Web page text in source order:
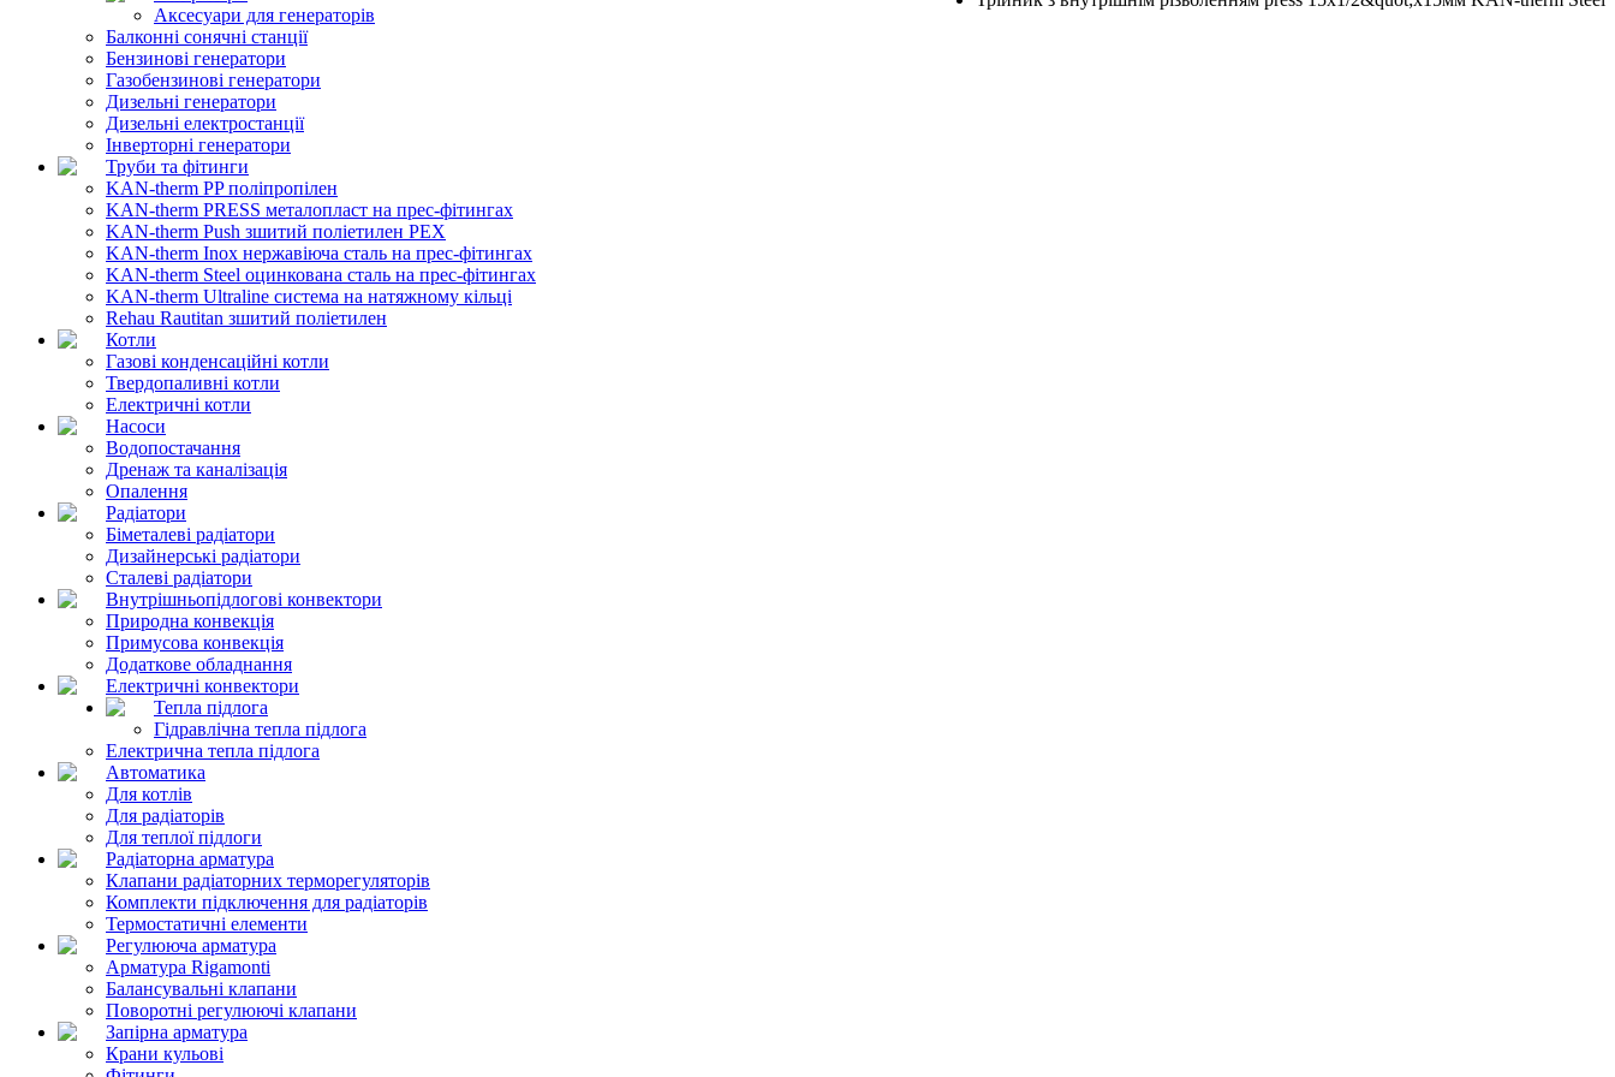
Аксесуари для генераторів
Балконні сонячні станції
Бензинові генератори
Газобензинові генератори
Дизельні генератори
Дизельні електростанції
Інверторні генератори
Труби та фітинги
KAN-therm PP поліпропілен
KAN-therm PRESS металопласт на прес-фітингах
KAN-therm Push зшитий поліетилен PEX
KAN-therm Inox нержавіюча сталь на прес-фітингах
KAN-therm Steel оцинкована сталь на прес-фітингах
KAN-therm Ultraline система на натяжному кільці
Rehau Rautitan зшитий поліетилен
Котли
Газові конденсаційні котли
Твердопаливні котли
Електричні котли
Насоси
Водопостачання
Дренаж та каналізація
Опалення
Радіатори
Біметалеві радіатори
Дизайнерські радіатори
Сталеві радіатори
Внутрішньопідлогові конвектори
Природна конвекція
Примусова конвекція
Додаткове обладнання
Електричні конвектори
Тепла підлога
Гідравлічна тепла підлога
Електрична тепла підлога
Автоматика
Для котлів
Для радіаторів
Для теплої підлоги
Радіаторна арматура
Клапани радіаторних терморегуляторів
Комплекти підключення для радіаторів
Термостатичні елементи
Регулююча арматура
Арматура Rigamonti
Балансувальні клапани
Поворотні регулюючі клапани
Запірна арматура
Крани кульові